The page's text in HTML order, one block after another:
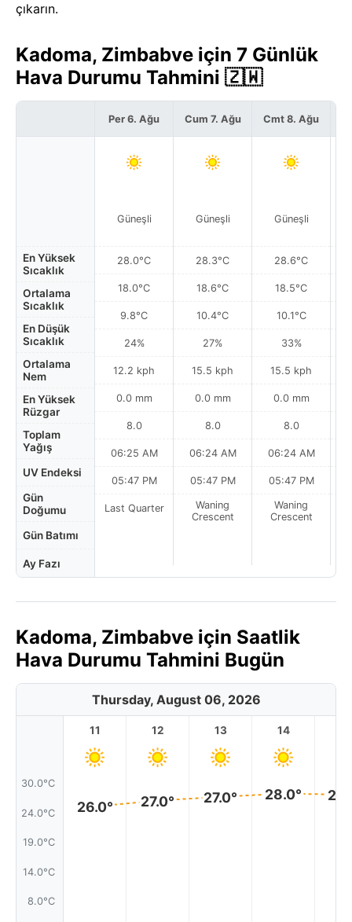
çıkarın.
Kadoma, Zimbabve için 7 Günlük
Hava Durumu Tahmini 🇿🇼
En Yüksek
Sıcaklık
Ortalama
Sıcaklık
En Düşük
Sıcaklık
Ortalama
Nem
En Yüksek
Rüzgar
Toplam
Yağış
UV Endeksi
Gün
Doğumu
Gün Batımı
Ay Fazı
Per 6. Ağu
Güneşli
28.0°C
18.0°C
9.8°C
24%
12.2 kph
0.0 mm
8.0
06:25 AM
05:47 PM
Last Quarter
Cum 7. Ağu
Güneşli
28.3°C
18.6°C
10.4°C
27%
15.5 kph
0.0 mm
8.0
06:24 AM
05:47 PM
Waning
Crescent
Cmt 8. Ağu
Güneşli
28.6°C
18.5°C
10.1°C
33%
15.5 kph
0.0 mm
8.0
06:24 AM
05:47 PM
Waning
Crescent
Kadoma, Zimbabve için Saatlik
Hava Durumu Tahmini Bugün
Thursday, August 06, 2026
30.0°C
24.0°C
19.0°C
14.0°C
8.0°C
11
26.0°
12
27.0°
13
27.0°
14
28.0°